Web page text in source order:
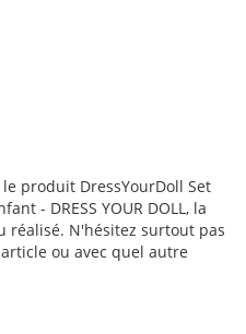
produit DressYourDoll Set
- DRESS YOUR DOLL, la
réalisé. N'hésitez surtout pas
ou avec quel autre